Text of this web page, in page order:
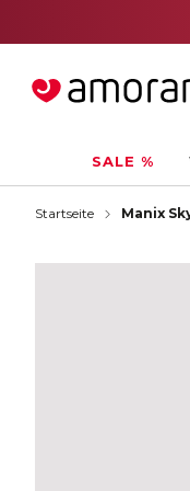
SALE %
Startseite Manix